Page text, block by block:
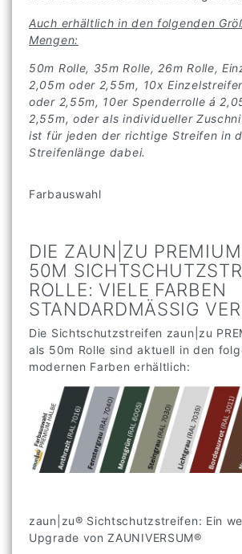
Auch erhältlich in den folgenden
Mengen:
50m Rolle, 35m Rolle, 26m Rolle,
2,05m oder 2,55m, 10x
oder 2,55m, 10er Spenderrolle á
2,55m, oder als individueller
ist für jeden der richtige Streifen in
Streifenlänge dabei.
Farbauswahl
DIE ZAUN|ZU
50M
ROLLE: VIELE FARBEN
STANDARDMÄSSIG
Die Sichtschutzstreifen zaun|zu
als 50m Rolle sind aktuell in den
modernen Farben erhältlich:
zaun|zu® Sichtschutzstreifen: Ein
Upgrade von ZAUNIVERSUM®